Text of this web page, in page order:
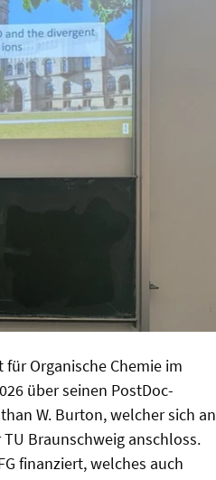
Organische Chemie im
über seinen PostDoc-
W. Burton, welcher sich an
Braunschweig anschloss.
finanziert, welches auch